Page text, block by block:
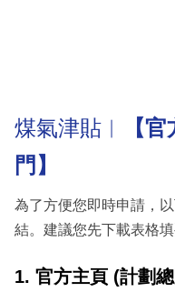
煤氣津貼︳
【
門】
為了方便您即時申請，
結。建議您先下載表格
1. 官方主頁 (計劃